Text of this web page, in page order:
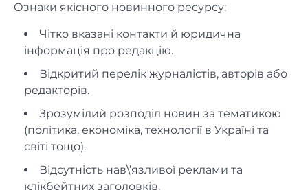
Ознаки якісного новинного ресурсу:
Чітко вказані контакти й юридична
інформація про редакцію.
Відкритий перелік журналістів, авторів або
редакторів.
Зрозумілий розподіл новин за тематикою
(політика, економіка, технології в Україні та
світі тощо).
Відсутність нав\’язливої реклами та
клікбейтних заголовків.